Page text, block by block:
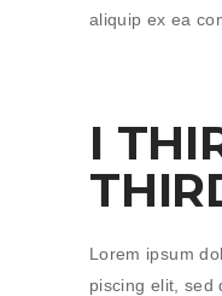
aliquip ex ea
I
Lorem ipsum
piscing elit, sed